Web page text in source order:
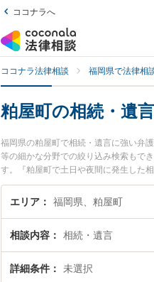
ココナラへ
ココナラ法律相談 福岡県で法律相
粕屋町の相続・遺
福岡県の粕屋町で相続・遺言に強い弁
等の細かな分野での絞り込み検索もで
す。『粕屋町で土日や夜間に発生した
料で相続・遺言を法律相談できる粕屋
エリア 福岡県、粕屋町
相談内容 相続・遺言
詳細条件 未選択